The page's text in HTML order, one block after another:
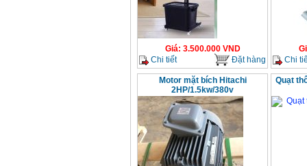
Giá: 3.500.000VND
Chi tiết
Đặt hàng
Chi
Motor mặt bích Hitachi
2HP/1.5kw/380v
Quạt